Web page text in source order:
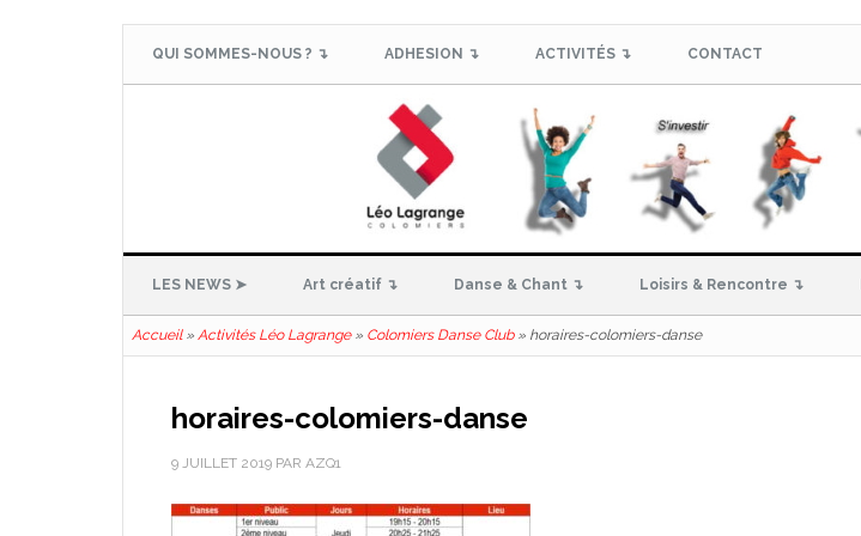
QUI SOMMES-NOUS ? ↴ ADHESION ↴ ACTIVITÉS ↴ CONTACT
LES NEWS ➤ Art créatif ↴ Danse & Chant ↴ Loisirs & Rencontre ↴
Accueil» Activités Léo Lagrange» Colomiers Danse Club» horaires-colomiers-danse
horaires-colomiers-danse
9 JUILLET 2019 PAR AZQ1